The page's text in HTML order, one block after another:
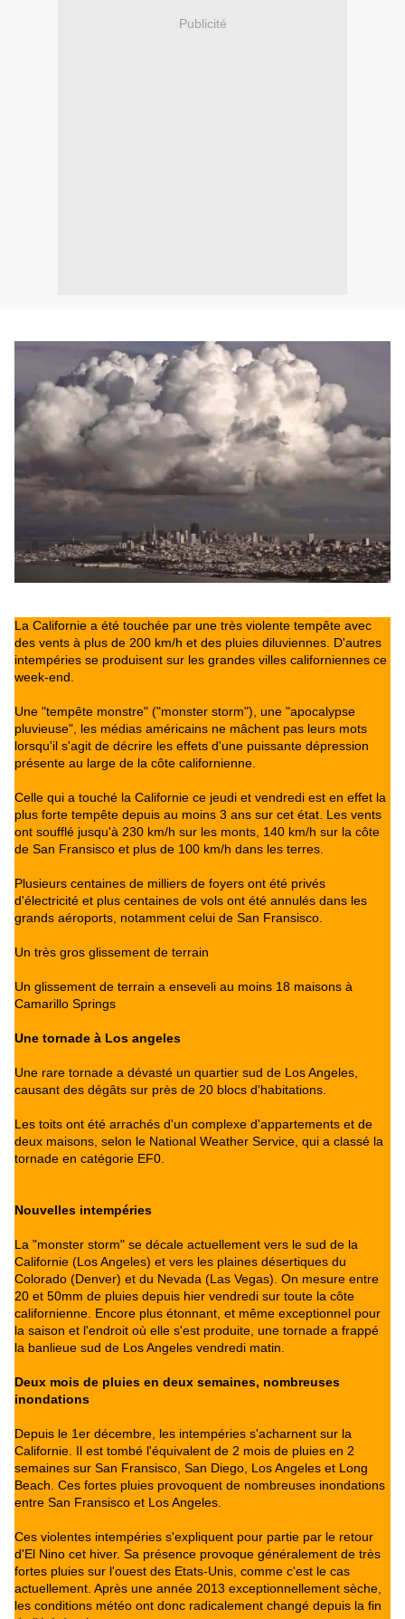
Publicité
La Californie a été touchée par une très violente tempête avec
des vents à plus de 200 km/h et des pluies diluviennes. D'autres
intempéries se produisent sur les grandes villes californiennes ce
week-end.
Une "tempête monstre" ("monster storm"), une "apocalypse
pluvieuse", les médias américains ne mâchent pas leurs mots
lorsqu'il s'agit de décrire les effets d'une puissante dépression
présente au large de la côte californienne.
Celle qui a touché la Californie ce jeudi et vendredi est en effet la
plus forte tempête depuis au moins 3 ans sur cet état. Les vents
ont soufflé jusqu'à 230 km/h sur les monts, 140 km/h sur la côte
de San Fransisco et plus de 100 km/h dans les terres.
Plusieurs centaines de milliers de foyers ont été privés
d'électricité et plus centaines de vols ont été annulés dans les
grands aéroports, notamment celui de San Fransisco.
Un très gros glissement de terrain
Un glissement de terrain a enseveli au moins 18 maisons à
Camarillo Springs
Une tornade à Los angeles
Une rare tornade a dévasté un quartier sud de Los Angeles,
causant des dégâts sur près de 20 blocs d'habitations.
Les toits ont été arrachés d'un complexe d'appartements et de
deux maisons, selon le National Weather Service, qui a classé la
tornade en catégorie EF0.
Nouvelles intempéries
La "monster storm" se décale actuellement vers le sud de la
Californie (Los Angeles) et vers les plaines désertiques du
Colorado (Denver) et du Nevada (Las Vegas). On mesure entre
20 et 50mm de pluies depuis hier vendredi sur toute la côte
californienne. Encore plus étonnant, et même exceptionnel pour
la saison et l'endroit où elle s'est produite, une tornade a frappé
la banlieue sud de Los Angeles vendredi matin.
Deux mois de pluies en deux semaines, nombreuses
inondations
Depuis le 1er décembre, les intempéries s'acharnent sur la
Californie. Il est tombé l'équivalent de 2 mois de pluies en 2
semaines sur San Fransisco, San Diego, Los Angeles et Long
Beach. Ces fortes pluies provoquent de nombreuses inondations
entre San Fransisco et Los Angeles.
Ces violentes intempéries s'expliquent pour partie par le retour
d'El Nino cet hiver. Sa présence provoque généralement de très
fortes pluies sur l'ouest des Etats-Unis, comme c'est le cas
actuellement. Après une année 2013 exceptionnellement sèche,
les conditions météo ont donc radicalement changé depuis la fin